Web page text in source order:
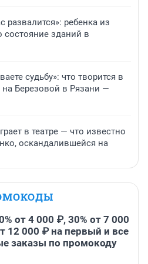
развалится»: ребенка из
зданий в
судьбу»: что творится в
Березовой в Рязани —
в театре — что известно
оскандалившейся на
от 4 000 ₽, 30% от 7 000
12 000 ₽ на первый и все
заказы по промокоду